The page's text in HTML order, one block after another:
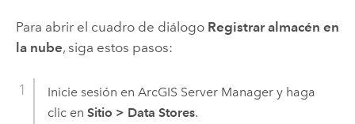
Para abrir el cuadro de diálogo Registrar almacén en
la nube, siga estos pasos:
Inicie sesión en ArcGIS Server Managery haga
clic en Sitio > Data Stores.